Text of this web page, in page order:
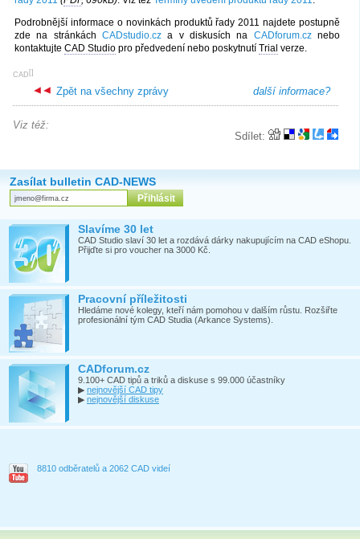
Podrobnější informace o novinkách produktů řady 2011 najdete postupně
zde na stránkách CADstudio.cz a v diskusích na CADforum.cznebo
kontaktujte CAD Studio pro předvedení nebo poskytnutí Trial verze.
[
CAD ]
další informace?
Zpět na všechny zprávy
Sdílet:
Viz též:
Zasílat bulletin CAD-NEWS
Slavíme 30 let
CAD Studio slaví 30 let a rozdává dárky nakupujícím na CAD eShopu.
Přijďte si pro voucher na 3000 Kč.
Pracovní příležitosti
Hledáme nové kolegy, kteří nám pomohou v dalším růstu. Rozšiřte
profesionální tým CAD Studia (Arkance Systems).
CADforum.cz
9.100+ CAD tipů a triků a diskuse s 99.000 účastníky
▶ nejnovější CAD tipy
▶ nejnovější diskuse
8810 odběratelů a 2062 CAD videí